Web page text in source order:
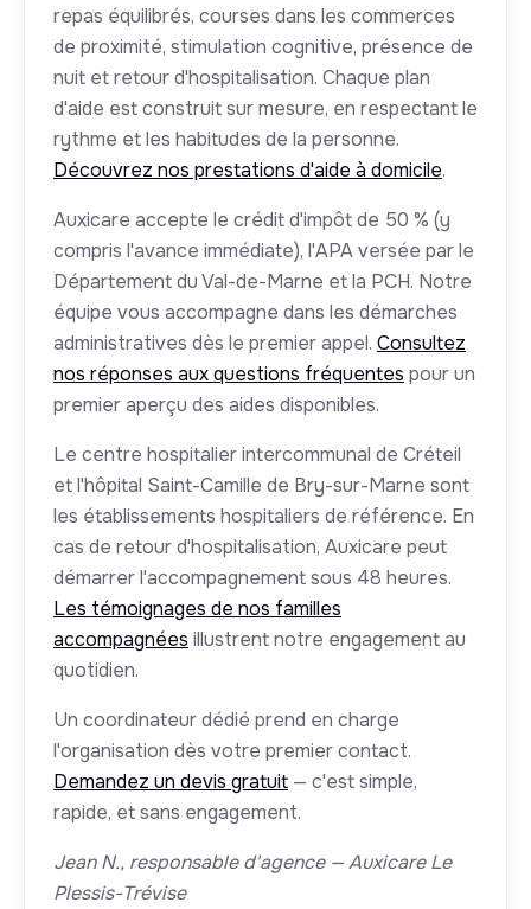
repas équilibrés, courses dans les commerces
de proximité, stimulation cognitive, présence de
nuit et retour d'hospitalisation. Chaque plan
d'aide est construit sur mesure, en respectant le
rythme et les habitudes de la personne.
Découvrez nos prestations d'aide à domicile.
Auxicare accepte le crédit d'impôt de 50 % (y
compris l'avance immédiate), l'APA versée par le
Département du Val-de-Marne et la PCH. Notre
équipe vous accompagne dans les démarches
administratives dès le premier appel. Consultez
nos réponses aux questions fréquentes pour un
premier aperçu des aides disponibles.
Le centre hospitalier intercommunal de Créteil
et l'hôpital Saint-Camille de Bry-sur-Marne sont
les établissements hospitaliers de référence. En
cas de retour d'hospitalisation, Auxicare peut
démarrer l'accompagnement sous 48 heures.
Les témoignages de nos familles
accompagnées illustrent notre engagement au
quotidien.
Un coordinateur dédié prend en charge
l'organisation dès votre premier contact.
Demandez un devis gratuit — c'est simple,
rapide, et sans engagement.
Jean N., responsable d'agence — Auxicare Le
Plessis-Trévise